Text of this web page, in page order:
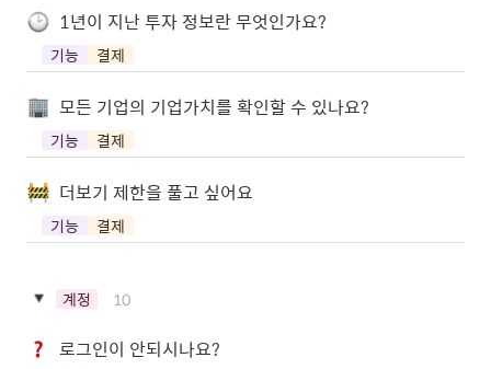
1년이 지난 투자 정보란 무엇인가요?
기능 결제
모든 기업의 기업가치를 확인할 수 있나요?
기능 결제
더보기 제한을 풀고 싶어요
기능 결제
계정 10
로그인이 안되시나요?